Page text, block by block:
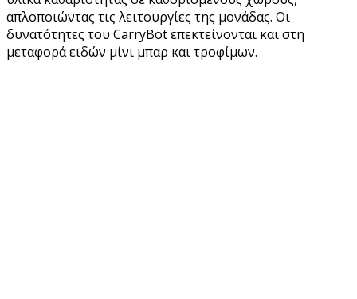
απλοποιώντας τις λειτουργίες της μονάδας. Οι
δυνατότητες του CarryBot επεκτείνονται και στη
μεταφορά ειδών μίνι μπαρ και τροφίμων.